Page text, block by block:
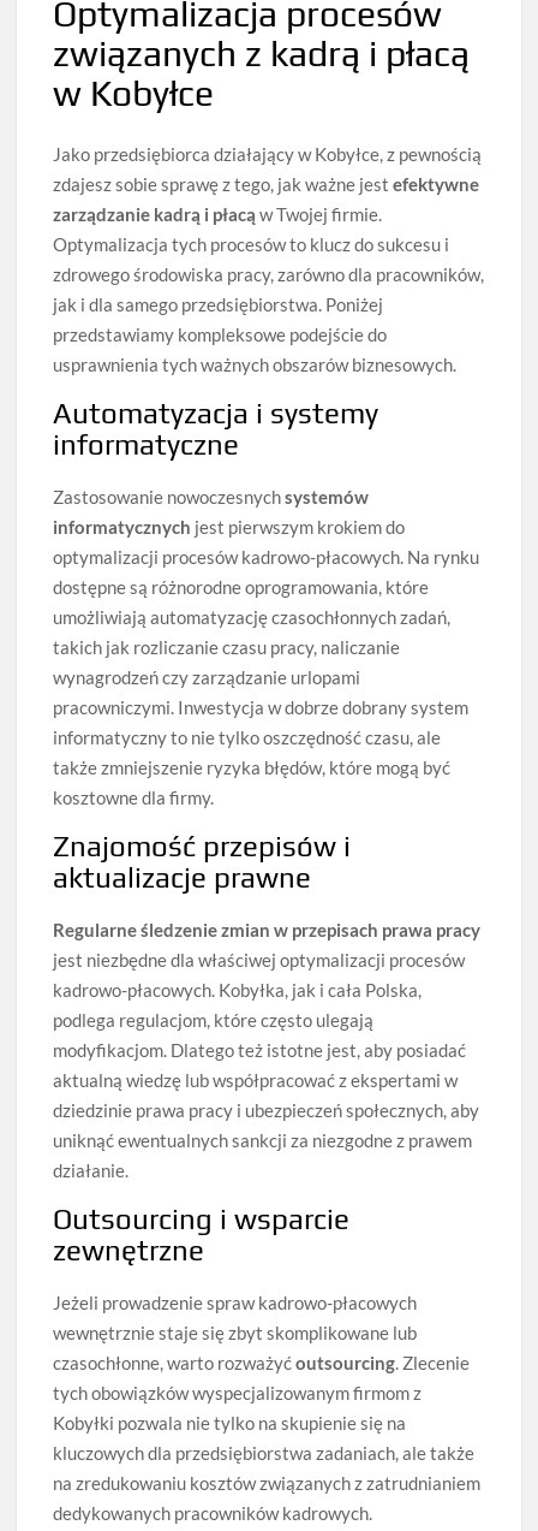
Optymalizacja procesów
związanych z kadrą i płacą
w Kobyłce
Jako przedsiębiorca działający w Kobyłce, z pewnością
zdajesz sobie sprawę z tego, jak ważne jestefektywne
zarządzanie kadrą i płacą w Twojej firmie.
Optymalizacja tych procesów to klucz do sukcesu i
zdrowego środowiska pracy, zarówno dla pracowników,
jak i dla samego przedsiębiorstwa. Poniżej
przedstawiamy kompleksowe podejście do
usprawnienia tych ważnych obszarów biznesowych.
Automatyzacja i systemy
informatyczne
Zastosowanie nowoczesnychsystemów
informatycznych jest pierwszym krokiem do
optymalizacji procesów kadrowo-płacowych. Na rynku
dostępne są różnorodne oprogramowania, które
umożliwiają automatyzację czasochłonnych zadań,
takich jak rozliczanie czasu pracy, naliczanie
wynagrodzeń czy zarządzanie urlopami
pracowniczymi. Inwestycja w dobrze dobrany system
informatyczny to nie tylko oszczędność czasu, ale
także zmniejszenie ryzyka błędów, które mogą być
kosztowne dla firmy.
Znajomość przepisów i
aktualizacje prawne
Regularne śledzenie zmian w przepisach prawa pracy
jest niezbędne dla właściwej optymalizacji procesów
kadrowo-płacowych. Kobyłka, jak i cała Polska,
podlega regulacjom, które często ulegają
modyfikacjom. Dlatego też istotne jest, aby posiadać
aktualną wiedzę lub współpracować z ekspertami w
dziedzinie prawa pracy i ubezpieczeń społecznych, aby
uniknąć ewentualnych sankcji za niezgodne z prawem
działanie.
Outsourcing i wsparcie
zewnętrzne
Jeżeli prowadzenie spraw kadrowo-płacowych
wewnętrznie staje się zbyt skomplikowane lub
czasochłonne, warto rozważyćoutsourcing. Zlecenie
tych obowiązków wyspecjalizowanym firmom z
Kobyłki pozwala nie tylko na skupienie się na
kluczowych dla przedsiębiorstwa zadaniach, ale także
na zredukowaniu kosztów związanych z zatrudnianiem
dedykowanych pracowników kadrowych.